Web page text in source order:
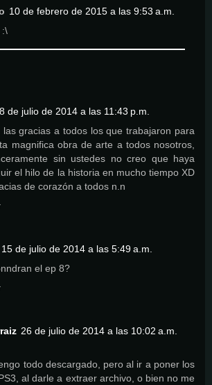
10 de febrero de 2015 a las 9:53 a.m.
:\
8 de julio de 2014 a las 11:43 p.m.
las gracias a todos los que trabajaron para
magnifica obra de arte a todos nosotros,
sin ustedes no creo que haya
el hilo de la historia en mucho tiempo XD
de corazón a todos n.n
15 de julio de 2014 a las 5:49 a.m.
el ep 8?
26 de julio de 2014 a las 10:02 a.m.
todo descargado, pero al ir a poner los
al darle a extraer archivo, o bien no me